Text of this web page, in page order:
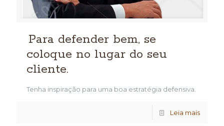
Para defender bem, se
coloque no lugar do seu
cliente.
Tenha inspiração para uma boa estratégia defensiva.
Leia mais